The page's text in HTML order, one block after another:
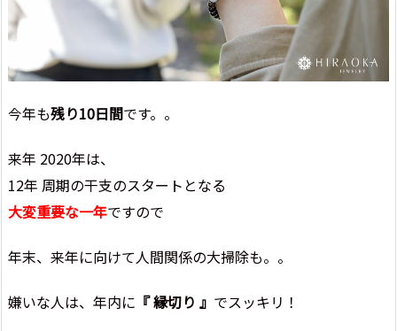
今年も残り10日間です。。
来年 2020年は、
12年 周期の干支のスタートとなる
大変重要な一年ですので
年末、来年に向けて人間関係の大掃除も。。
嫌いな人は、年内に 『 縁切り 』 でスッキリ！